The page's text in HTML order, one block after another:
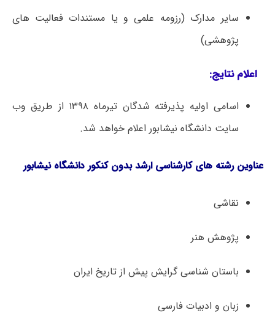
سایر مدارک (رزومه علمی و یا مستندات فعالیت های
پژوهشی)
اعلام نتایج:
اسامی اولیه پذیرفته شدگان تیرماه ۱۳۹۸ از طریق وب
سایت دانشگاه نیشابور اعلام خواهد شد.
عناوین رشته های کارشناسی ارشد بدون کنکور دانشگاه نیشابور
نقاشی
پژوهش هنر
باستان شناسی گرایش پیش از تاریخ ایران
زبان و ادبیات فارسی